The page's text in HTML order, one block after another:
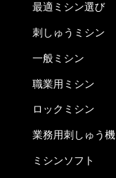
最適ミシン選び
刺しゅうミシン
一般ミシン
職業用ミシン
ロックミシン
業務用刺しゅう機
ミシンソフト